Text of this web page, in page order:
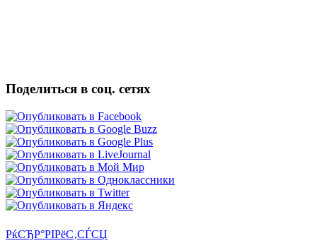
Поделиться в соц. сетях
РќСЂР°РІРёС‚СЃСЏ